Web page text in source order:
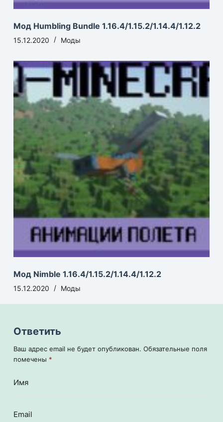
Мод Humbling Bundle 1.16.4/1.15.2/1.14.4/1.12.2
15.12.2020 Моды
Мод Nimble 1.16.4/1.15.2/1.14.4/1.12.2
15.12.2020 Моды
Ответить
Ваш адрес email не будет опубликован. Обязательные поля
помечены *
Имя
Email